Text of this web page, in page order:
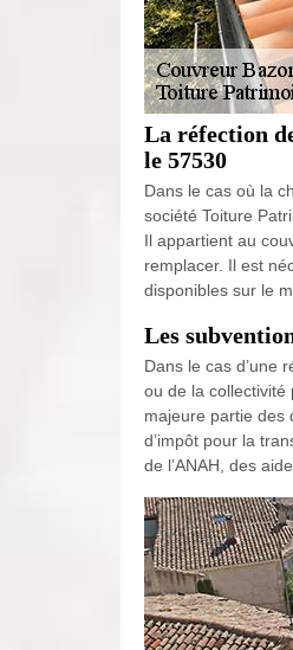
La réfection
le 57530
Dans le cas où la
société Toiture
Il appartient au
remplacer. Il est
disponibles sur le
Les
Dans le cas d’une
ou de la collectivité
majeure partie des
d’impôt pour la
de l’ANAH, des